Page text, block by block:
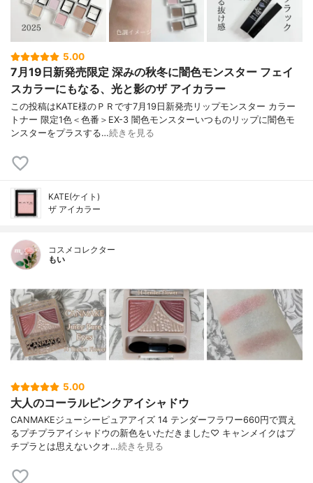
5.00
7月19日新発売限定 深みの秋冬に闇色モンスター フェイ
スカラーにもなる、光と影のザ アイカラー
この投稿はKATE様のＰＲです7月19日新発売リップモンスター カラー
トナー 限定1色＜色番＞EX-3 闇色モンスターいつものリップに闇色モ
ンスターをプラスする…続きを見る
KATE(ケイト)
ザ アイカラー
コスメコレクター
もい
5.00
大人のコーラルピンクアイシャドウ
CANMAKEジューシーピュアアイズ 14 テンダーフラワー660円で買え
るプチプラアイシャドウの新色をいただきました♡ キャンメイクはプ
チプラとは思えないクオ…続きを見る